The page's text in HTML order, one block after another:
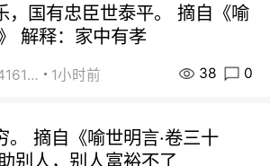
，国有忠臣世泰平。 摘自《喻
解释：家中有孝
街友21416156 1小时前 38 0
。 摘自《喻世明言·卷三十
别人，别人富裕不了